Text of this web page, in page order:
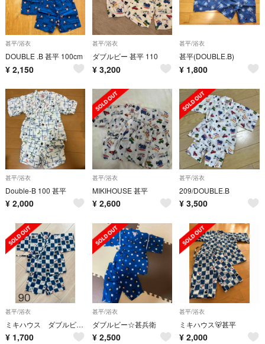
甚平/浴衣
DOUBLE .B 甚平 100cm
¥ 2,150
甚平/浴衣
ダブルビー 甚平 110
¥ 3,200
甚平/浴衣
甚平(DOUBLE.B)
¥ 1,800
甚平/浴衣
Double-B 100 甚平
¥ 2,000
甚平/浴衣
MIKIHOUSE 甚平
¥ 2,600
甚平/浴衣
209/DOUBLE.B
¥ 3,500
甚平/浴衣
ミキハウス ダブルビー 甚平 90
¥ 1,700
甚平/浴衣
ダブルビー☆甚兵衛
¥ 2,500
甚平/浴衣
ミキハウス🐻甚平
¥ 2,000